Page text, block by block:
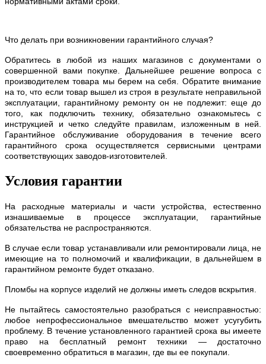
Что делать при возникновении гарантийного случая?
Обратитесь в любой из наших магазинов с документами о
совершенной вами покупке. Дальнейшее решение вопроса с
производителем товара мы берем на себя. Обратите внимание
на то, что если товар вышел из строя в результате неправильной
эксплуатации, гарантийному ремонту он не подлежит: еще до
того, как подключить технику, обязательно ознакомьтесь с
инструкцией и четко следуйте правилам, изложенным в ней.
Гарантийное обслуживание оборудования в течение всего
гарантийного срока осуществляется сервисными центрами
соответствующих заводов-изготовителей.
Условия гарантии
На расходные материалы и части устройства, естественно
изнашиваемые в процессе эксплуатации, гарантийные
обязательства не распространяются.
В случае если товар устанавливали или ремонтировали лица, не
имеющие на то полномочий и квалификации, в дальнейшем в
гарантийном ремонте будет отказано.
Пломбы на корпусе изделий не должны иметь следов вскрытия.
Не пытайтесь самостоятельно разобраться с неисправностью:
любое непрофессиональное вмешательство может усугубить
проблему. В течение установленного гарантией срока вы имеете
право на бесплатный ремонт техники — достаточно
своевременно обратиться в магазин, где вы ее покупали.